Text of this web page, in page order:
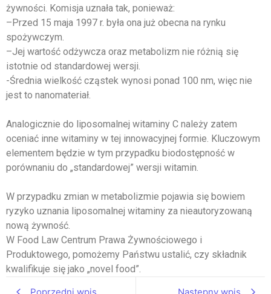
żywności. Komisja uznała tak, ponieważ:
–Przed 15 maja 1997 r. była ona już obecna na rynku
spożywczym.
–Jej wartość odżywcza oraz metabolizm nie różnią się
istotnie od standardowej wersji.
-Średnia wielkość cząstek wynosi ponad 100 nm, więc nie
jest to nanomateriał.
Analogicznie do liposomalnej witaminy C należy zatem
oceniać inne witaminy w tej innowacyjnej formie. Kluczowym
elementem będzie w tym przypadku biodostępność w
porównaniu do „standardowej” wersji witamin.
W przypadku zmian w metabolizmie pojawia się bowiem
ryzyko uznania liposomalnej witaminy za nieautoryzowaną
nową żywność.
W Food Law Centrum Prawa Żywnościowego i
Produktowego, pomożemy Państwu ustalić, czy składnik
kwalifikuje się jako „novel food”.
Poprzedni wpis
Następny wpis